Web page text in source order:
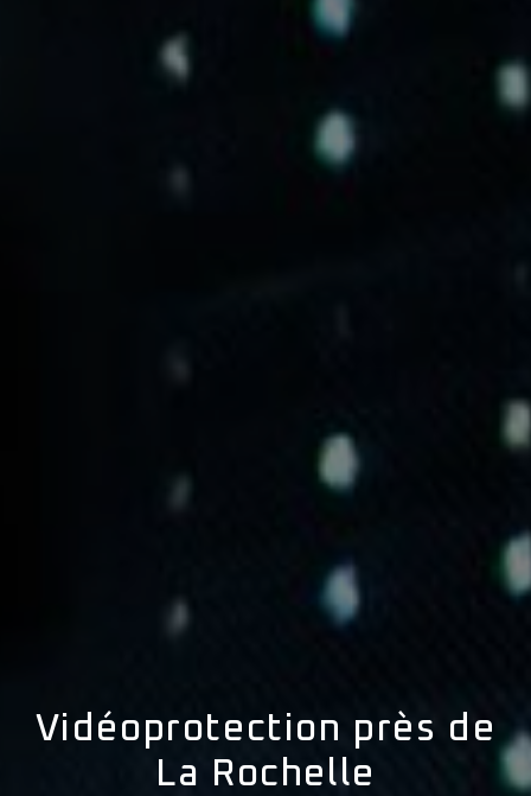
Vidéoprotection près de
La Rochelle